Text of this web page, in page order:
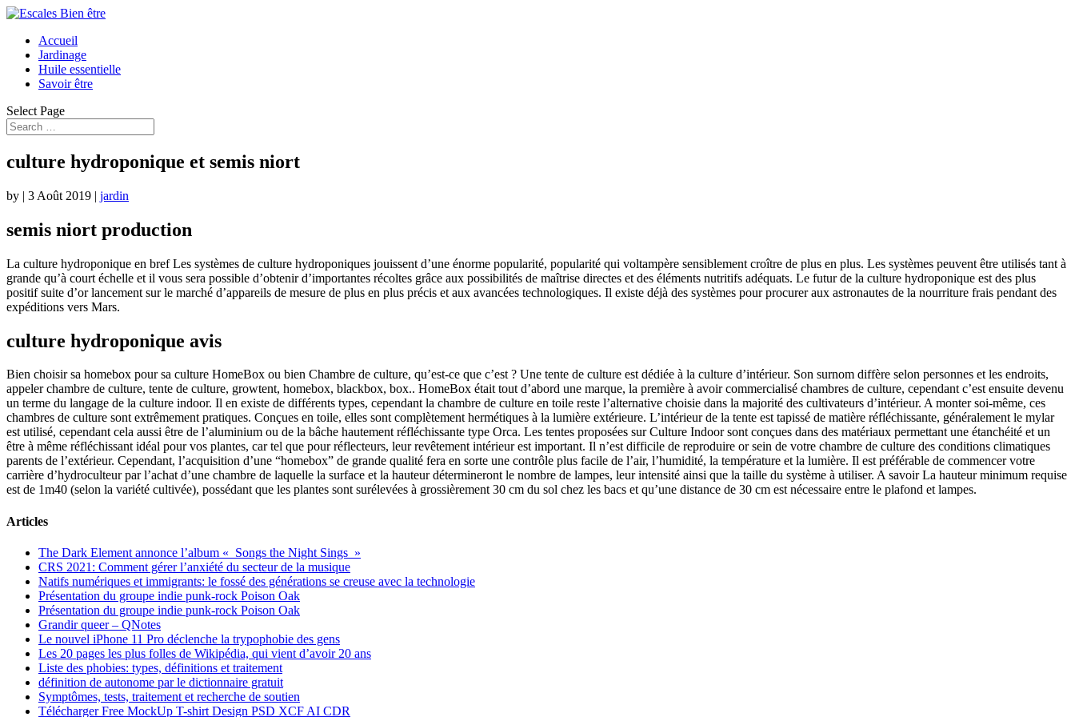
Accueil
Jardinage
Huile essentielle
Savoir être
Select Page
culture hydroponique et semis niort
by | 3 Août 2019 | jardin
semis niort production
La culture hydroponique en bref Les systèmes de culture hydroponiques jouissent d’une énorme popularité, popularité qui voltampère sensiblement croître de plus en plus. Les systèmes peuvent être utilisés tant à
grande qu’à court échelle et il vous sera possible d’obtenir d’importantes récoltes grâce aux possibilités de maîtrise directes et des éléments nutritifs adéquats. Le futur de la culture hydroponique est des plus
positif suite d’or lancement sur le marché d’appareils de mesure de plus en plus précis et aux avancées technologiques. Il existe déjà des systèmes pour procurer aux astronautes de la nourriture frais pendant des
expéditions vers Mars.
culture hydroponique avis
Bien choisir sa homebox pour sa culture HomeBox ou bien Chambre de culture, qu’est-ce que c’est ? Une tente de culture est dédiée à la culture d’intérieur. Son surnom diffère selon personnes et les endroits,
appeler chambre de culture, tente de culture, growtent, homebox, blackbox, box.. HomeBox était tout d’abord une marque, la première à avoir commercialisé chambres de culture, cependant c’est ensuite devenu
un terme du langage de la culture indoor. Il en existe de différents types, cependant la chambre de culture en toile reste l’alternative choisie dans la majorité des cultivateurs d’intérieur. A monter soi-même, ces
chambres de culture sont extrêmement pratiques. Conçues en toile, elles sont complètement hermétiques à la lumière extérieure. L’intérieur de la tente est tapissé de matière réfléchissante, généralement le mylar
est utilisé, cependant cela aussi être de l’aluminium ou de la bâche hautement réfléchissante type Orca. Les tentes proposées sur Culture Indoor sont conçues dans des matériaux permettant une étanchéité et un
être à même réfléchissant idéal pour vos plantes, car tel que pour réflecteurs, leur revêtement intérieur est important. Il n’est difficile de reproduire or sein de votre chambre de culture des conditions climatiques
parents de l’extérieur. Cependant, l’acquisition d’une “homebox” de grande qualité fera en sorte une contrôle plus facile de l’air, l’humidité, la température et la lumière. Il est préférable de commencer votre
carrière d’hydroculteur par l’achat d’une chambre de laquelle la surface et la hauteur détermineront le nombre de lampes, leur intensité ainsi que la taille du système à utiliser. A savoir La hauteur minimum requise
est de 1m40 (selon la variété cultivée), possédant que les plantes sont surélevées à grossièrement 30 cm du sol chez les bacs et qu’une distance de 30 cm est nécessaire entre le plafond et lampes.
Articles
The Dark Element annonce l’album « Songs the Night Sings »
CRS 2021: Comment gérer l’anxiété du secteur de la musique
Natifs numériques et immigrants: le fossé des générations se creuse avec la technologie
Présentation du groupe indie punk-rock Poison Oak
Présentation du groupe indie punk-rock Poison Oak
Grandir queer – QNotes
Le nouvel iPhone 11 Pro déclenche la trypophobie des gens
Les 20 pages les plus folles de Wikipédia, qui vient d’avoir 20 ans
Liste des phobies: types, définitions et traitement
définition de autonome par le dictionnaire gratuit
Symptômes, tests, traitement et recherche de soutien
Télécharger Free MockUp T-shirt Design PSD XCF AI CDR